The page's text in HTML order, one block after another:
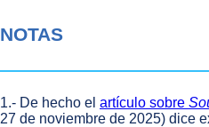
NOTAS
1.- De hecho el artículo sobre
27 de noviembre de 2025) dice